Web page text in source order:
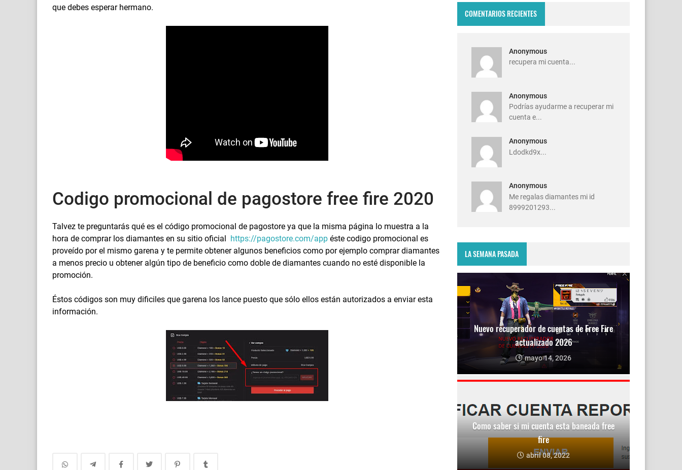
que debes esperar hermano.
Codigo promocional de pagostore free fire 2020
Talvez te preguntarás qué es el código promocional de pagostore ya que la misma página lo muestra a la
hora de comprar los diamantes en su sitio oficial
https://pagostore.com/app éste codigo promocional es
proveído por el mismo garena y te permite obtener algunos beneficios como por ejemplo comprar diamantes
a menos precio u obtener algún tipo de beneficio como doble de diamantes cuando no esté disponible la
promoción.
Éstos códigos son muy dificiles que garena los lance puesto que sólo ellos están autorizados a enviar esta
información.
COMENTARIOS RECIENTES
Anonymous
recupera mi cuenta...
Anonymous
Podrías ayudarme a recuperar mi
cuenta e...
Anonymous
Ldodkd9x...
Anonymous
Me regalas diamantes mi id
8999201293...
LA SEMANA PASADA
Nuevo recuperador de cuentas de Free Fire
actualizado 2026
mayo 14, 2026
Como saber si mi cuenta esta baneada free
fire
abril 08, 2022